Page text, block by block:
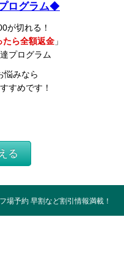
ログラム◆
が切れる！
ら全額返金」
プログラム
悩みなら
すめです！
る
場予約 早割など割引情報満載！